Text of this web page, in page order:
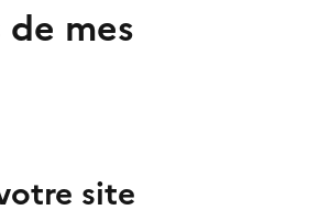
mes
site